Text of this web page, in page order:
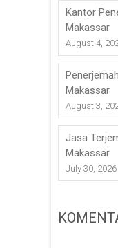
Kantor
Makassar
August 4,
Makassar
August 3,
Jasa
Makassar
July 30, 2026